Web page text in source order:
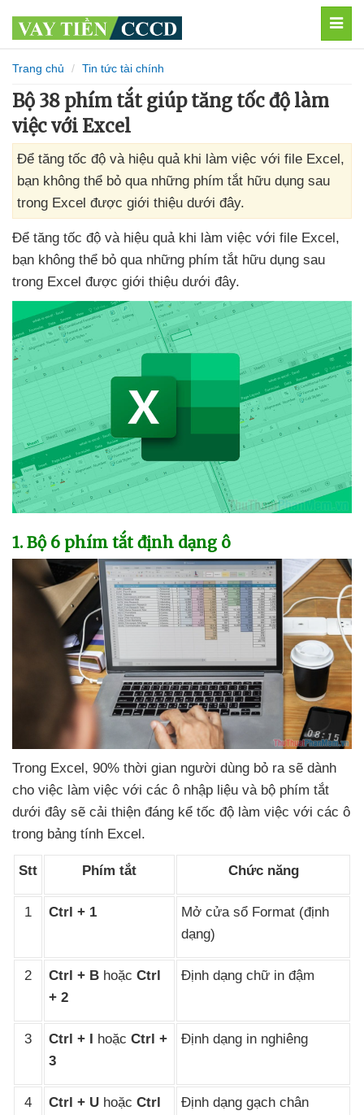
Trang chủ Tin tức tài chính
Bộ 38 phím tắt giúp tăng tốc độ làm
việc với Excel
Để tăng tốc độ và hiệu quả khi làm việc với file Excel,
bạn không thể bỏ qua những phím tắt hữu dụng sau
trong Excel được giới thiệu dưới đây.
Để tăng tốc độ và hiệu quả khi làm việc với file Excel,
bạn không thể bỏ qua những phím tắt hữu dụng sau
trong Excel được giới thiệu dưới đây.
1. Bộ 6 phím tắt định dạng ô
Trong Excel, 90% thời gian người dùng bỏ ra sẽ dành
cho việc làm việc với các ô nhập liệu và bộ phím tắt
dưới đây sẽ cải thiện đáng kể tốc độ làm việc với các ô
trong bảng tính Excel.
Stt Phím tắt Chức năng
1 Ctrl + 1
Mở cửa sổ Format (định
dạng)
2 Ctrl + B hoặc Ctrl
+ 2
Định dạng chữ in đậm
3 Ctrl + I hoặc Ctrl +
3
Định dạng in nghiêng
4 Ctrl + U hoặc Ctrl
Định dạng gạch chân